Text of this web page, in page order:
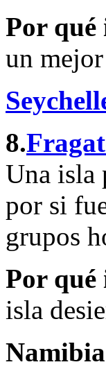
Por qué
un
8.
Una isla
por si
grupos
Por qué
isla
Namibia